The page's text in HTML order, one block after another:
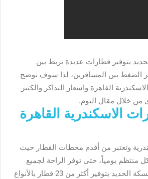
بتوفير قطارات عديدة تربط بين
الضغط بين المسافرين، لذا سوف نوضح
القاهرة واسعار التذاكر والكثير
من خلال مقال اليوم.
الاسكندرية القاهرة
وتعتبر من أقدم محطات القطار حيث
منتظم يومياً، حتى توفر الراحة لجميع
الأفراد وقامت هيئة السكة الحديد بتوفير أكثر من 23 قطار بالأنواع